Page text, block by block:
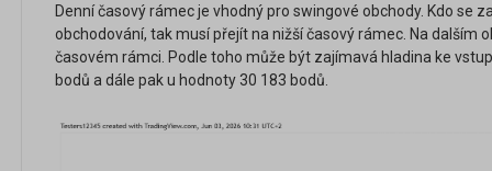
Denní časový rámec je vhodný pro swingové obchody. Kdo se
obchodování, tak musí přejít na nižší časový rámec. Na dalším
časovém rámci. Podle toho může být zajímavá hladina ke
bodů a dále pak u hodnoty 30 183 bodů.